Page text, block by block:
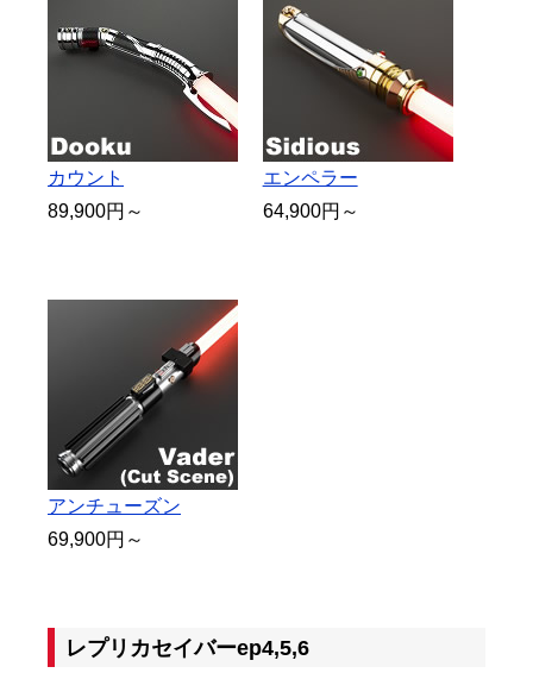
カウント
89,900円～
エンペラー
64,900円～
アンチューズン
69,900円～
レプリカセイバーep4,5,6